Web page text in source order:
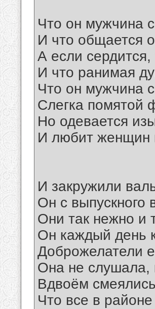
Что он мужчина
И что общается
А если сердится,
И что ранимая
Что он мужчина
Слегка помятой
Но одевается
И любит женщин
И закружили
Он с выпускного
Они так нежно и
Он каждый день
Доброжелатели
Она не слушала,
Вдвоём
Что все в